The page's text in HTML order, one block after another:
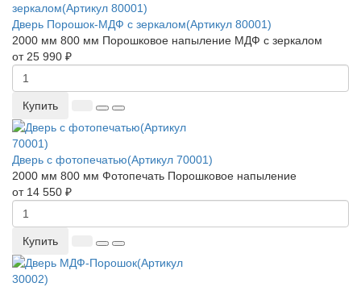
Дверь Порошок-МДФ с зеркалом(Артикул 80001)
2000 мм 800 мм Порошковое напыление МДФ с зеркалом
от 25 990 ₽
Купить
Дверь с фотопечатью(Артикул 70001)
2000 мм 800 мм Фотопечать Порошковое напыление
от 14 550 ₽
Купить